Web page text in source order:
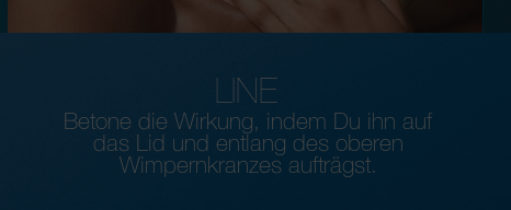
LINE
Betone die Wirkung, indem Du ihn auf
das Lid und entlang des oberen
Wimpernkranzes aufträgst.